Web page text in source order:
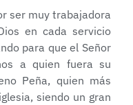
ser muy trabajadora
en cada servicio
para que el Señor
a quien fuera su
Peña, quien más
siendo un gran